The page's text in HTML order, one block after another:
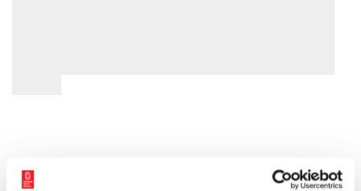
Tekeningen, sculpturen en brieven